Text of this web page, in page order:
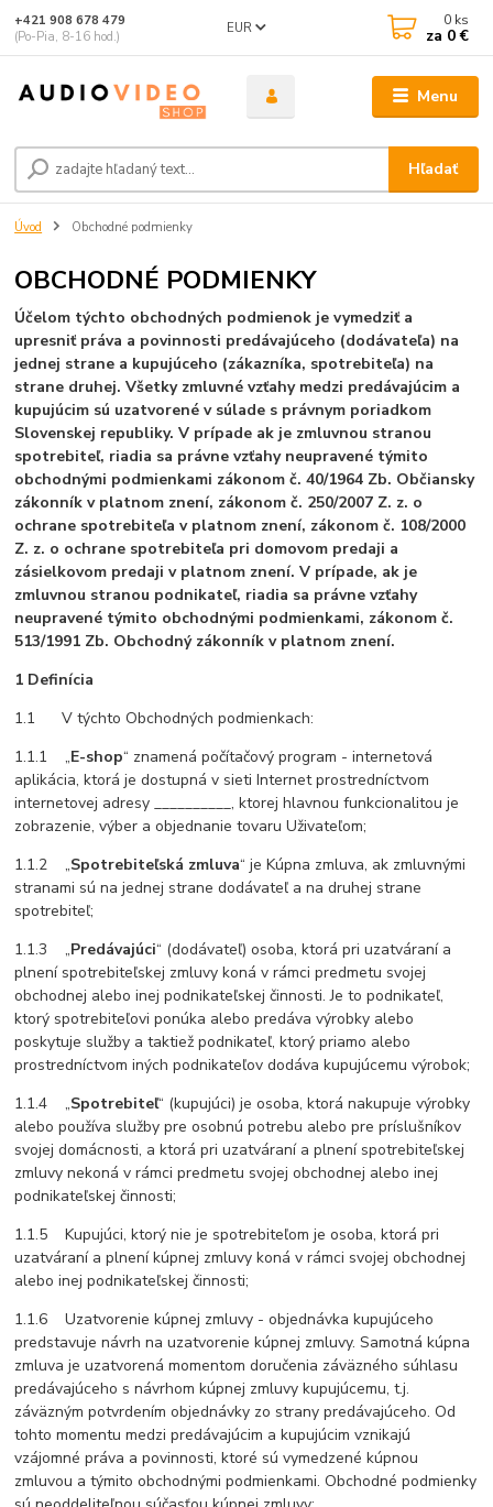
Menu
EUR
Hľadať
+421 908 678 479
(Po-Pia, 8-16 hod.)
0 ks
za 0 €
Úvod Obchodné podmienky
OBCHODNÉ PODMIENKY
Účelom týchto obchodných podmienok je vymedziť a
upresniť práva a povinnosti predávajúceho (dodávateľa) na
jednej strane a kupujúceho (zákazníka, spotrebiteľa) na
strane druhej. Všetky zmluvné vzťahy medzi predávajúcim a
kupujúcim sú uzatvorené v súlade s právnym poriadkom
Slovenskej republiky. V prípade ak je zmluvnou stranou
spotrebiteľ, riadia sa právne vzťahy neupravené týmito
obchodnými podmienkami zákonom č. 40/1964 Zb. Občiansky
zákonník v platnom znení, zákonom č. 250/2007 Z. z. o
ochrane spotrebiteľa v platnom znení, zákonom č. 108/2000
Z. z. o ochrane spotrebiteľa pri domovom predaji a
zásielkovom predaji v platnom znení. V prípade, ak je
zmluvnou stranou podnikateľ, riadia sa právne vzťahy
neupravené týmito obchodnými podmienkami, zákonom č.
513/1991 Zb. Obchodný zákonník v platnom znení.
1 Definícia
1.1 V týchto Obchodných podmienkach:
1.1.1 „E-shop“ znamená počítačový program - internetová
aplikácia, ktorá je dostupná v sieti Internet prostredníctvom
internetovej adresy __________, ktorej hlavnou funkcionalitou je
zobrazenie, výber a objednanie tovaru Uživateľom;
1.1.2 „Spotrebiteľská zmluva“ je Kúpna zmluva, ak zmluvnými
stranami sú na jednej strane dodávateľ a na druhej strane
spotrebiteľ;
1.1.3 „Predávajúci“ (dodávateľ) osoba, ktorá pri uzatváraní a
plnení spotrebiteľskej zmluvy koná v rámci predmetu svojej
obchodnej alebo inej podnikateľskej činnosti. Je to podnikateľ,
ktorý spotrebiteľovi ponúka alebo predáva výrobky alebo
poskytuje služby a taktiež podnikateľ, ktorý priamo alebo
prostredníctvom iných podnikateľov dodáva kupujúcemu výrobok;
1.1.4 „Spotrebiteľ“ (kupujúci) je osoba, ktorá nakupuje výrobky
alebo používa služby pre osobnú potrebu alebo pre príslušníkov
svojej domácnosti, a ktorá pri uzatváraní a plnení spotrebiteľskej
zmluvy nekoná v rámci predmetu svojej obchodnej alebo inej
podnikateľskej činnosti;
1.1.5 Kupujúci, ktorý nie je spotrebiteľom je osoba, ktorá pri
uzatváraní a plnení kúpnej zmluvy koná v rámci svojej obchodnej
alebo inej podnikateľskej činnosti;
1.1.6 Uzatvorenie kúpnej zmluvy - objednávka kupujúceho
predstavuje návrh na uzatvorenie kúpnej zmluvy. Samotná kúpna
zmluva je uzatvorená momentom doručenia záväzného súhlasu
predávajúceho s návrhom kúpnej zmluvy kupujúcemu, t.j.
záväzným potvrdením objednávky zo strany predávajúceho. Od
tohto momentu medzi predávajúcim a kupujúcim vznikajú
vzájomné práva a povinnosti, ktoré sú vymedzené kúpnou
zmluvou a týmito obchodnými podmienkami. Obchodné podmienky